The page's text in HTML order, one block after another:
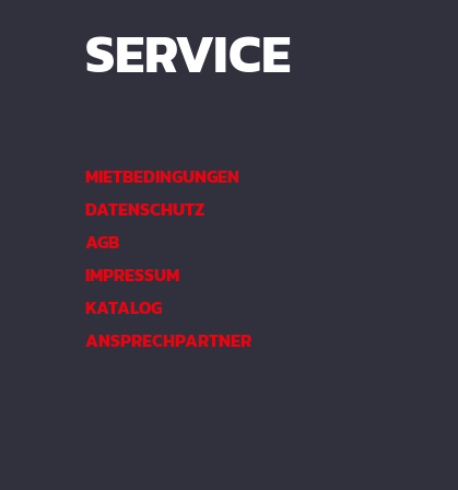
SERVICE
MIETBEDINGUNGEN
DATENSCHUTZ
AGB
IMPRESSUM
KATALOG
ANSPRECHPARTNER